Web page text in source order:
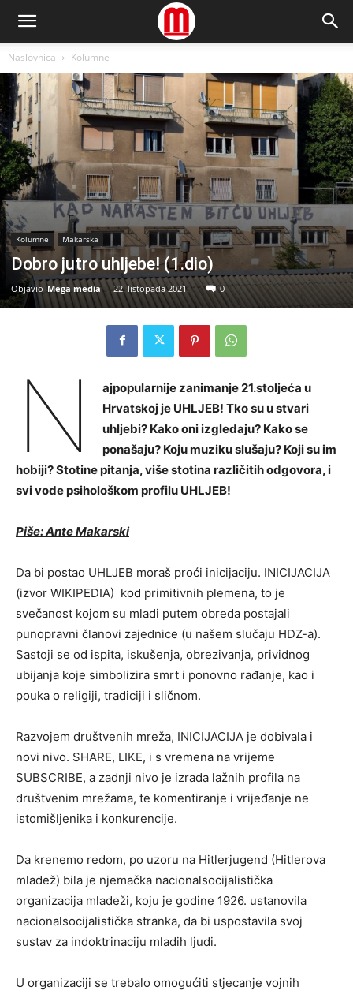
Naslovnica Kolumne
Kolumne Makarska
Dobro jutro uhljebe! (1.dio)
Objavio Mega media - 22. listopada 2021. 0
N
ajpopularnije zanimanje 21.stoljeća u
Hrvatskoj je UHLJEB! Tko su u stvari
uhljebi? Kako oni izgledaju? Kako se
ponašaju? Koju muziku slušaju? Koji su im
hobiji? Stotine pitanja, više stotina različitih odgovora, i
svi vode psihološkom profilu UHLJEB!
Piše: Ante Makarski
Da bi postao UHLJEB moraš proći inicijaciju. INICIJACIJA
(izvor WIKIPEDIA) kod primitivnih plemena, to je
svečanost kojom su mladi putem obreda postajali
punopravni članovi zajednice (u našem slučaju HDZ-a).
Sastoji se od ispita, iskušenja, obrezivanja, prividnog
ubijanja koje simbolizira smrt i ponovno rađanje, kao i
pouka o religiji, tradiciji i sličnom.
Razvojem društvenih mreža, INICIJACIJA je dobivala i
novi nivo. SHARE, LIKE, i s vremena na vrijeme
SUBSCRIBE, a zadnji nivo je izrada lažnih profila na
društvenim mrežama, te komentiranje i vrijeđanje ne
istomišljenika i konkurencije.
Da krenemo redom, po uzoru na Hitlerjugend (Hitlerova
mladež) bila je njemačka nacionalsocijalistička
organizacija mladeži, koju je godine 1926. ustanovila
nacionalsocijalistička stranka, da bi uspostavila svoj
sustav za indoktrinaciju mladih ljudi.
U organizaciji se trebalo omogućiti stjecanje vojnih